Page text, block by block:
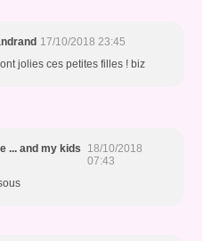
17/10/2018 23:45
jolies ces petites filles ! biz
... and my kids
18/10/2018
07:43